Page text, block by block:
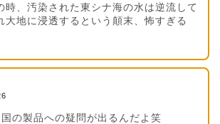
時、汚染された東シナ海の水は逆流して
大地に浸透するという顛末、怖すぎる
の製品への疑問が出るんだよ笑